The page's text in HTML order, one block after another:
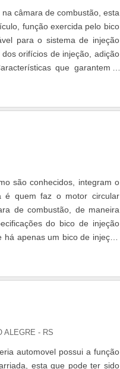
câmara de combustão, esta
função exercida pelo bico
para o sistema de injeção
orifícios de injeção, adição
que garantem a
são conhecidos, integram o
é quem faz o motor circular
de combustão, de maneira
do bico de injeção
apenas um bico de injeção
ALEGRE - RS
automovel possui a função
esta que pode ter sido